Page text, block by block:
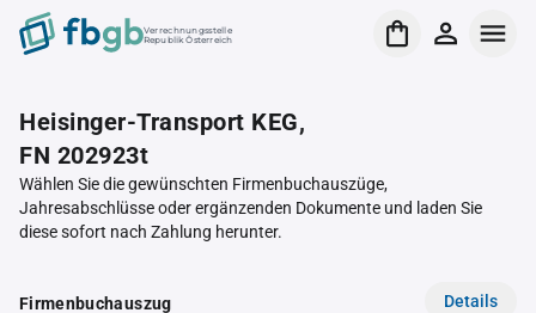
Verrechnungsstelle
Republik Österreich
Heisinger-Transport KEG,
FN 202923t
Wählen Sie die gewünschten Firmenbuchauszüge,
Jahresabschlüsse oder ergänzenden Dokumente und laden Sie
diese sofort nach Zahlung herunter.
Firmenbuchauszug Details